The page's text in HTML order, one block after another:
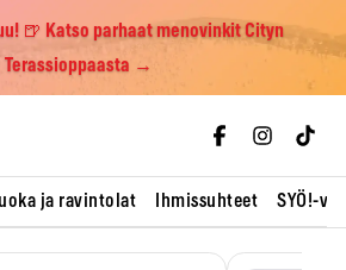
🍺 Katso parhaat menovinkit Cityn
Terassioppaasta →
ja ravintolat Ihmissuhteet SYÖ!-